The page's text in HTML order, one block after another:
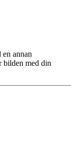
annan
bilden med din